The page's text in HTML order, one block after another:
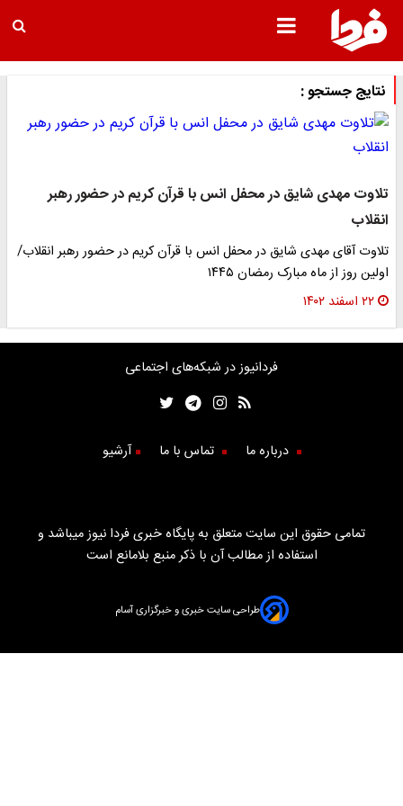
نتایج جستجو :
تلاوت مهدی شایق در محفل انس با قرآن کریم در حضور رهبر
انقلاب
تلاوت آقای مهدی شایق در محفل انس با قرآن کریم در حضور رهبر انقلاب/
اولین روز از ماه مبارک رمضان ۱۴۴۵
۲۲ اسفند ۱۴۰۲
فردانیوز در شبکه‌های اجتماعی
درباره ما تماس با ما آرشیو
تمامی حقوق این سایت متعلق به پایگاه خبری فردا نیوز میباشد و
استفاده از مطالب آن با ذکر منبع بلامانع است
طراحی سایت خبری و خبرگزاری آسام